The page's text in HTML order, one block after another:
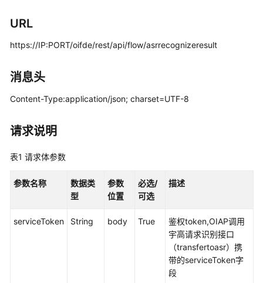
南
说
发
南
API
URL
https://IP:PORT/oifde/rest/api/flow/asrrecognizeresult
消息头
Content-Type:application/json; charset=UTF-8
请求说明
表1 请求体参数
参数名称
数据类
型
参数
位置
必选/
可选
描述
serviceToken String body True
鉴权token,OIAP调用
宇高请求识别接口
（transfertoasr）携
带的serviceToken字
段